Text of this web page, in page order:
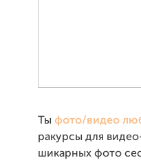
Ты фото/видео
ракурсы для
шикарных фото